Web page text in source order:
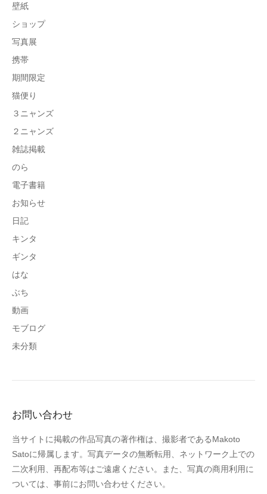
壁紙
ショップ
写真展
携帯
期間限定
猫便り
３ニャンズ
２ニャンズ
雑誌掲載
のら
電子書籍
お知らせ
日記
キンタ
ギンタ
はな
ぶち
動画
モブログ
未分類
お問い合わせ
当サイトに掲載の作品写真の著作権は、撮影者であるMakoto
Satoに帰属します。写真データの無断転用、ネットワーク上での
二次利用、再配布等はご遠慮ください。また、写真の商用利用に
ついては、事前にお問い合わせください。